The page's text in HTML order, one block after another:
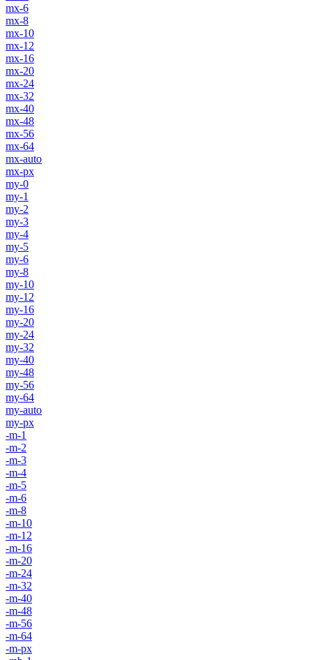
mx-6
mx-8
mx-10
mx-12
mx-16
mx-20
mx-24
mx-32
mx-40
mx-48
mx-56
mx-64
mx-auto
mx-px
my-0
my-1
my-2
my-3
my-4
my-5
my-6
my-8
my-10
my-12
my-16
my-20
my-24
my-32
my-40
my-48
my-56
my-64
my-auto
my-px
-m-1
-m-2
-m-3
-m-4
-m-5
-m-6
-m-8
-m-10
-m-12
-m-16
-m-20
-m-24
-m-32
-m-40
-m-48
-m-56
-m-64
-m-px